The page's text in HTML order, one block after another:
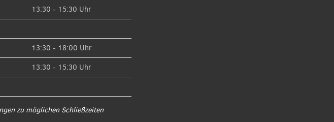
13:30 - 15:30 Uhr
13:30 - 18:00 Uhr
13:30 - 15:30 Uhr
zu möglichen Schließzeiten